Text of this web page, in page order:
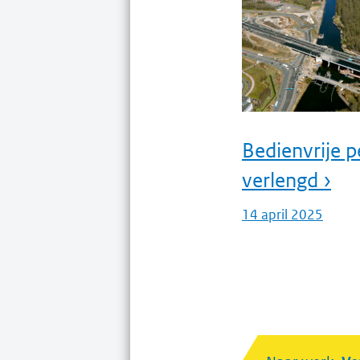
Bedienvrije
verlengd ›
14 april 2025